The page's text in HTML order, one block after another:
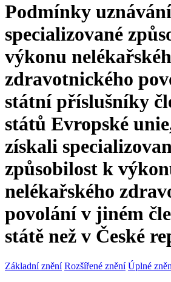
Podmínky uznávání
specializované
výkonu
zdravotnického
státní příslušníky
států Evropské
získali
způsobilost k
nelékařského
povolání v jiném
státě než v České
Základní znění Rozšířené znění Úplné